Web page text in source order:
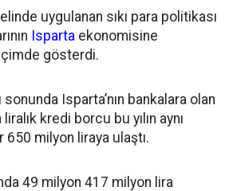
uygulanan sıkı para politikası
Isparta ekonomisine
gösterdi.
sonunda Isparta’nın bankalara olan
kredi borcu bu yılın aynı
milyon liraya ulaştı.
49 milyon 417 milyon lira